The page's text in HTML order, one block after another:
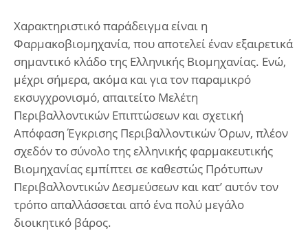
Χαρακτηριστικό παράδειγμα είναι η
Φαρμακοβιομηχανία, που αποτελεί έναν εξαιρετικά
σημαντικό κλάδο της Ελληνικής Βιομηχανίας. Ενώ,
μέχρι σήμερα, ακόμα και για τον παραμικρό
εκσυγχρονισμό, απαιτείτο Μελέτη
Περιβαλλοντικών Επιπτώσεων και σχετική
Απόφαση Έγκρισης Περιβαλλοντικών Όρων, πλέον
σχεδόν το σύνολο της ελληνικής φαρμακευτικής
Βιομηχανίας εμπίπτει σε καθεστώς Πρότυπων
Περιβαλλοντικών Δεσμεύσεων και κατ’ αυτόν τον
τρόπο απαλλάσσεται από ένα πολύ μεγάλο
διοικητικό βάρος.